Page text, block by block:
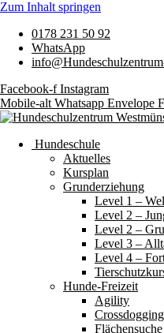
Zum Inhalt springen
0178 231 50 92
WhatsApp
Facebook-f Instagram
Mobile-alt Whatsapp Envelope
Hundeschule
Aktuelles
Kursplan
Grunderziehung
Level 1 –
Level 2 –
Level 2 –
Level 3 –
Level 4 –
Hunde-Freizeit
Agility
Flächensuche